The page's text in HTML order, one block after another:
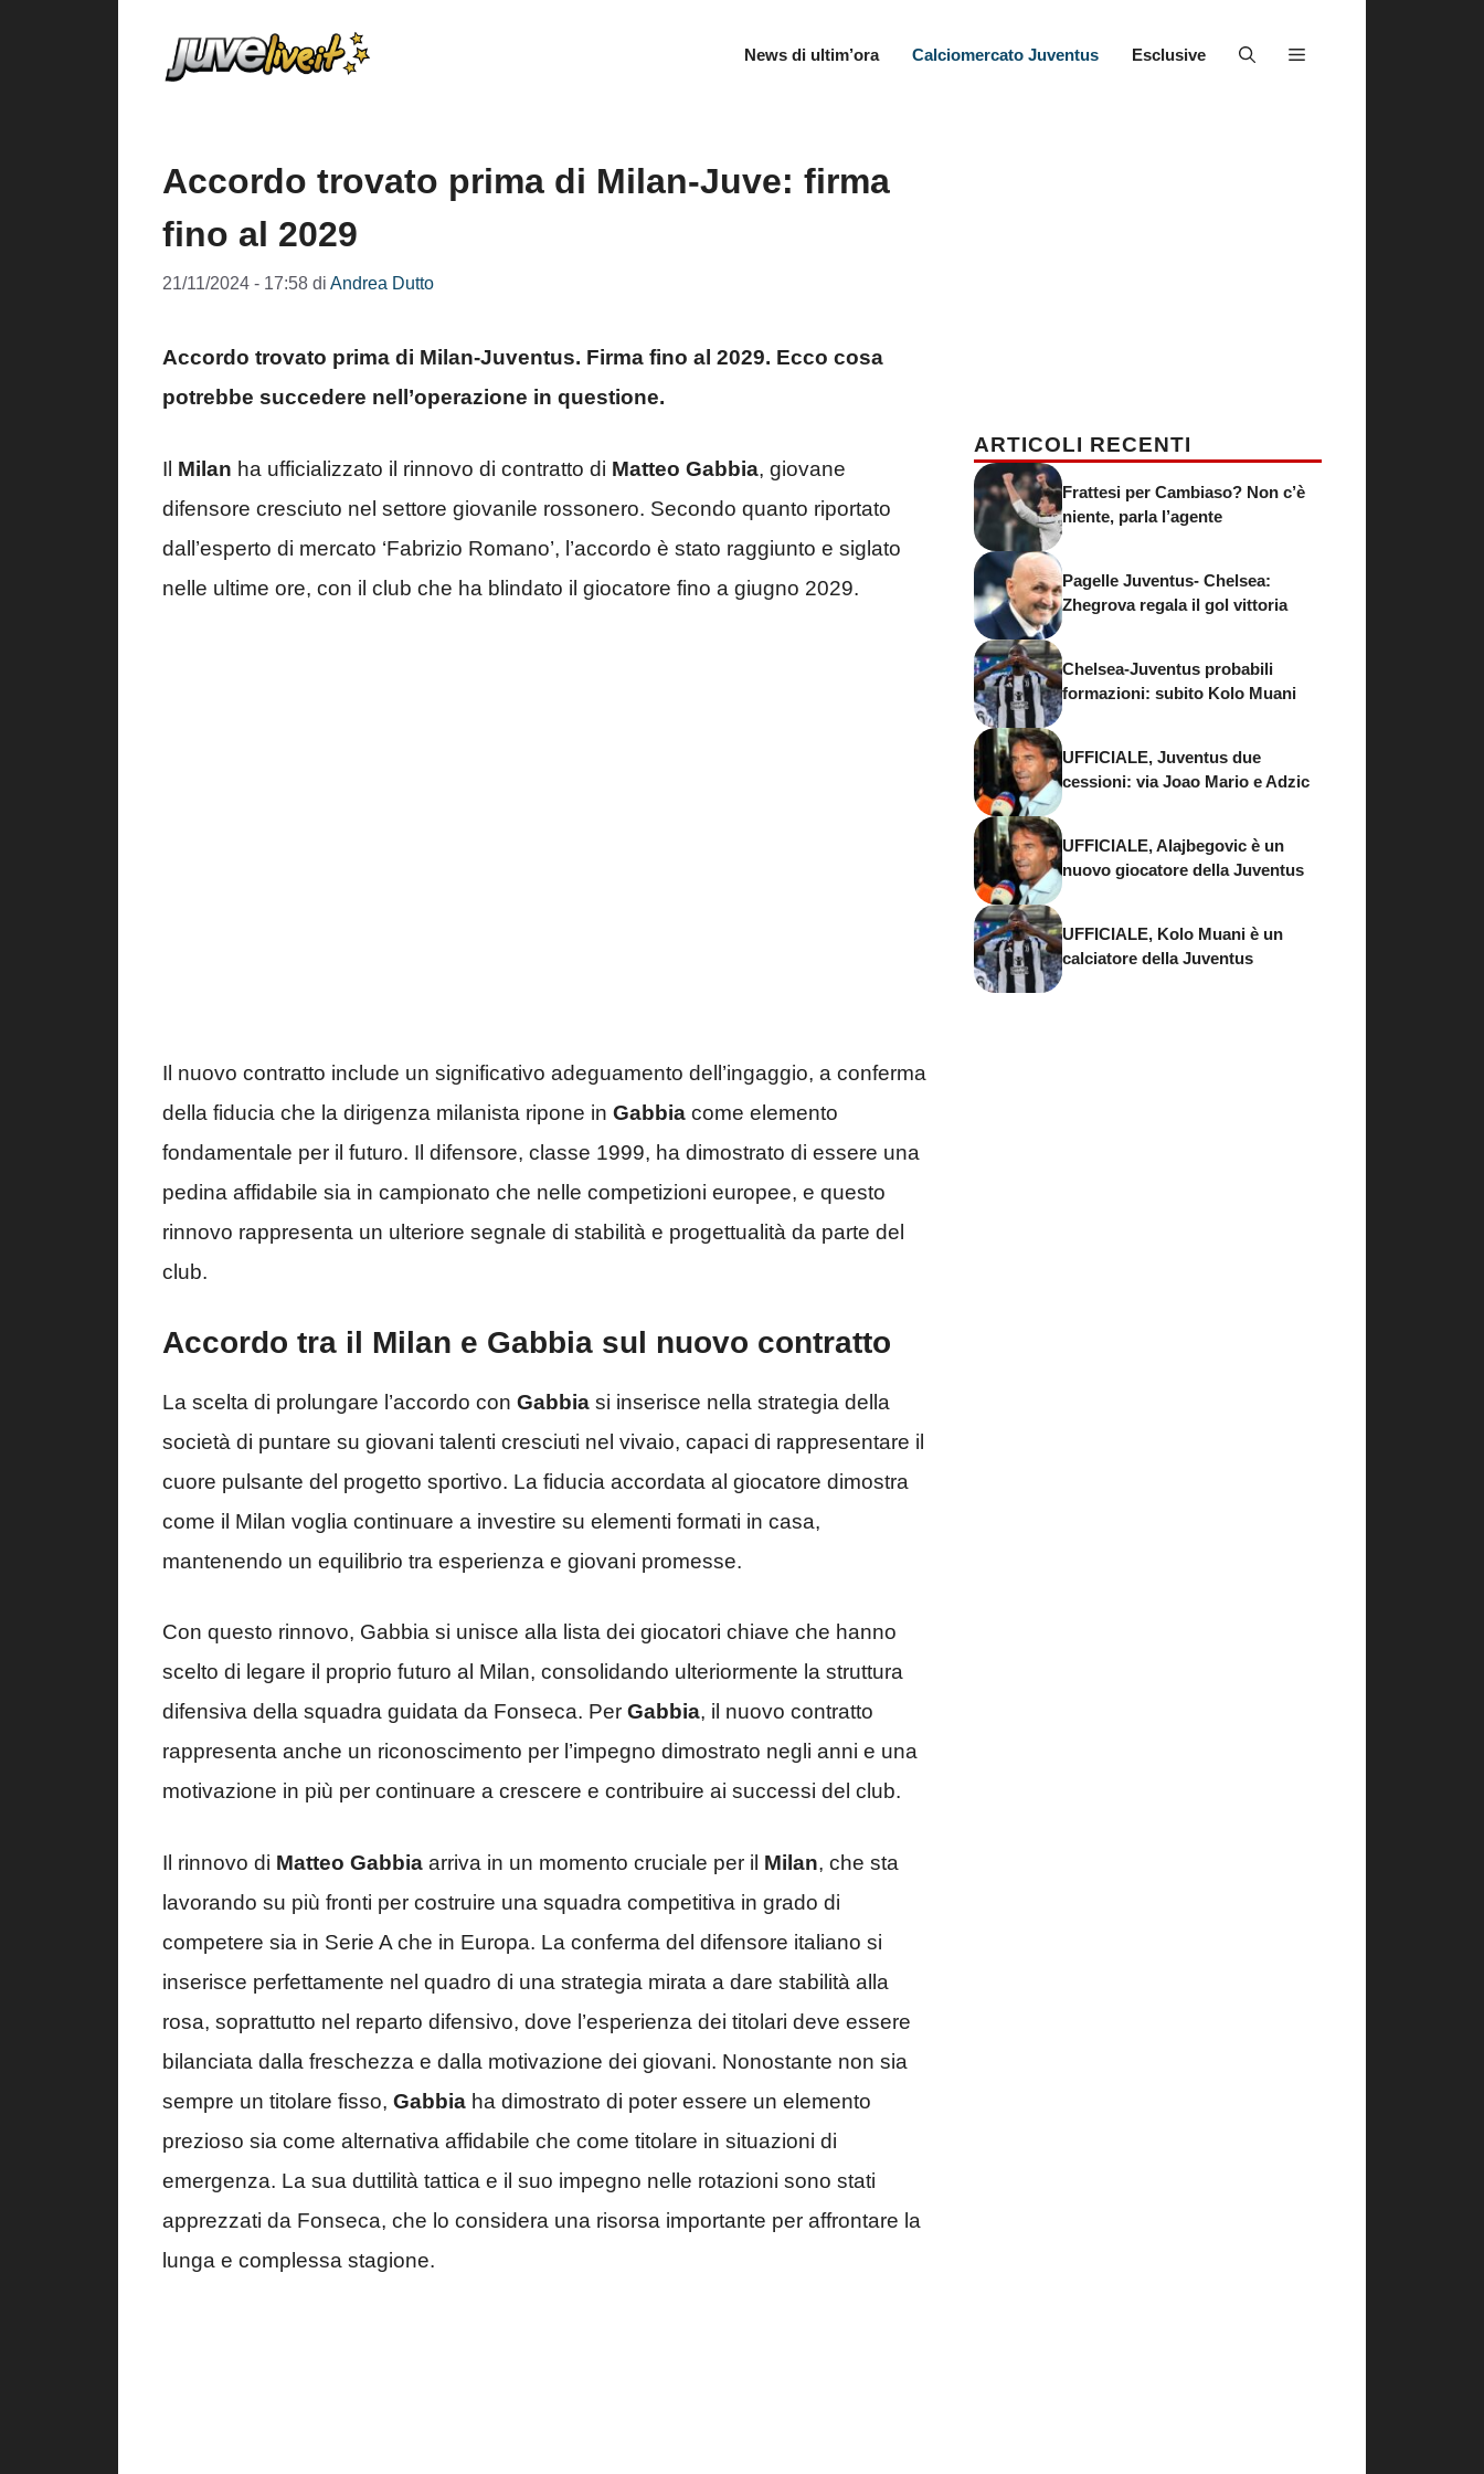
News di ultim’ora Calciomercato Juventus Esclusive
Accordo trovato prima di Milan-Juve: firma
fino al 2029
21/11/2024 - 17:58 di Andrea Dutto
Accordo trovato prima di Milan-Juventus. Firma fino al 2029. Ecco cosa
potrebbe succedere nell’operazione in questione.
Il Milan ha ufficializzato il rinnovo di contratto di Matteo Gabbia, giovane
difensore cresciuto nel settore giovanile rossonero. Secondo quanto riportato
dall’esperto di mercato ‘Fabrizio Romano’, l’accordo è stato raggiunto e siglato
nelle ultime ore, con il club che ha blindato il giocatore fino a giugno 2029.
Il nuovo contratto include un significativo adeguamento dell’ingaggio, a conferma
della fiducia che la dirigenza milanista ripone in Gabbia come elemento
fondamentale per il futuro. Il difensore, classe 1999, ha dimostrato di essere una
pedina affidabile sia in campionato che nelle competizioni europee, e questo
rinnovo rappresenta un ulteriore segnale di stabilità e progettualità da parte del
club.
Accordo tra il Milan e Gabbia sul nuovo contratto
La scelta di prolungare l’accordo con Gabbia si inserisce nella strategia della
società di puntare su giovani talenti cresciuti nel vivaio, capaci di rappresentare il
cuore pulsante del progetto sportivo. La fiducia accordata al giocatore dimostra
come il Milan voglia continuare a investire su elementi formati in casa,
mantenendo un equilibrio tra esperienza e giovani promesse.
Con questo rinnovo, Gabbia si unisce alla lista dei giocatori chiave che hanno
scelto di legare il proprio futuro al Milan, consolidando ulteriormente la struttura
difensiva della squadra guidata da Fonseca. Per Gabbia, il nuovo contratto
rappresenta anche un riconoscimento per l’impegno dimostrato negli anni e una
motivazione in più per continuare a crescere e contribuire ai successi del club.
Il rinnovo di Matteo Gabbia arriva in un momento cruciale per il Milan, che sta
lavorando su più fronti per costruire una squadra competitiva in grado di
competere sia in Serie A che in Europa. La conferma del difensore italiano si
inserisce perfettamente nel quadro di una strategia mirata a dare stabilità alla
rosa, soprattutto nel reparto difensivo, dove l’esperienza dei titolari deve essere
bilanciata dalla freschezza e dalla motivazione dei giovani. Nonostante non sia
sempre un titolare fisso, Gabbia ha dimostrato di poter essere un elemento
prezioso sia come alternativa affidabile che come titolare in situazioni di
emergenza. La sua duttilità tattica e il suo impegno nelle rotazioni sono stati
apprezzati da Fonseca, che lo considera una risorsa importante per affrontare la
lunga e complessa stagione.
ARTICOLI RECENTI
Frattesi per Cambiaso? Non c’è
niente, parla l’agente
Pagelle Juventus- Chelsea:
Zhegrova regala il gol vittoria
Chelsea-Juventus probabili
formazioni: subito Kolo Muani
UFFICIALE, Juventus due
cessioni: via Joao Mario e Adzic
UFFICIALE, Alajbegovic è un
nuovo giocatore della Juventus
UFFICIALE, Kolo Muani è un
calciatore della Juventus